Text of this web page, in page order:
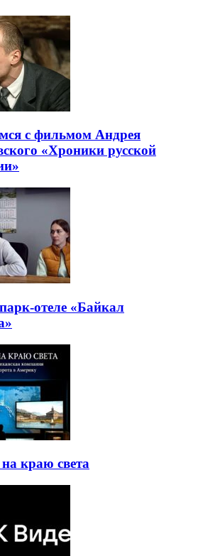
с фильмом Андрея
«Хроники русской
отеле «Байкал
краю света